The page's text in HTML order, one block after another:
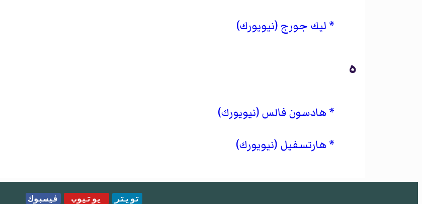
ليك جورج (نيويورك)
ه
هادسون فالس (نيويورك)
هارتسفيل (نيويورك)
تويتر يوتيوب
فيسبوك